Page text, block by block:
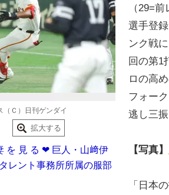
（Ｃ）日刊ゲンダイ
拡大する
を 見 る ❤ 巨人・山﨑伊
レント事務所所属の服部
（29=
選手登
ンク戦
回の第1
ロの高
フォー
逃し三
【写真】
「日本